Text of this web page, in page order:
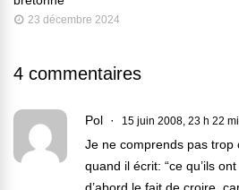
23 décembre 2024
4 commentaires
Pol 15 juin 2008, 23 h 22
Je ne comprends pas trop
quand il écrit: “ce qu’ils